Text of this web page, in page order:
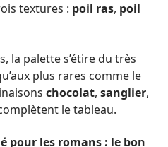
textures : poil ras, poil
la palette s’étire du très
plus rares comme le
chocolat, sanglier,
le tableau.
pour les romans : le bon